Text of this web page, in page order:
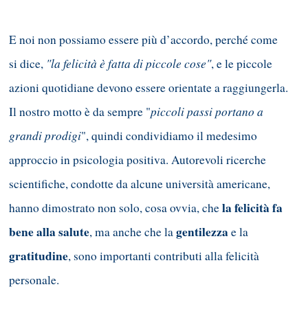
E noi non possiamo essere più d’accordo, perché come
si dice, "la felicità è fatta di piccole cose", e le piccole
azioni quotidiane devono essere orientate a raggiungerla.
Il nostro motto è da sempre "piccoli passi portano a
grandi prodigi", quindi condividiamo il medesimo
approccio in psicologia positiva. Autorevoli ricerche
scientifiche, condotte da alcune università americane,
hanno dimostrato non solo, cosa ovvia, chela felicità fa
bene alla salute, ma anche che lagentilezzae la
gratitudine, sono importanti contributi alla felicità
personale.